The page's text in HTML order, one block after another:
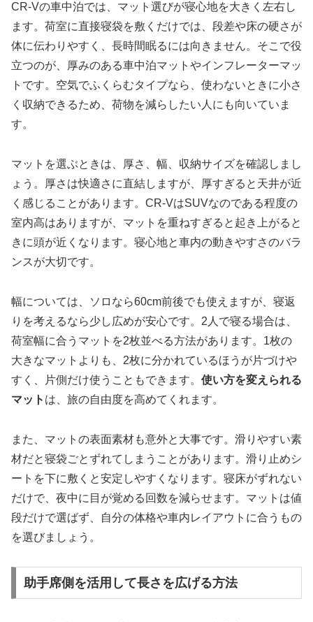
CR-Vの車中泊では、マット選びが寝心地を大きく左右し
ます。荷室に直接寝袋を敷くだけでは、段差や床の硬さが
体に伝わりやすく、長時間眠るには向きません。そこで役
立つのが、厚みのある車中泊マットやインフレーターマッ
トです。空気でふくらむタイプなら、使わないときに小さ
く収納できるため、荷物を減らしたい人にも向いていま
す。
マットを選ぶときは、厚さ、幅、収納サイズを確認しまし
ょう。厚さは快適さに直結しますが、厚すぎると天井が近
く感じることがあります。CR-VはSUVなのである程度の
室内高はありますが、マットを重ねすぎると起き上がると
きに頭が近くなります。寝心地と車内の動きやすさのバラ
ンスが大切です。
幅については、ソロなら60cm前後でも使えますが、寝返
りを考えるなら少し広めが安心です。2人で寝る場合は、
荷室幅に合うマットを2枚並べる方法があります。1枚の
大きなマットよりも、2枚に分かれているほうが片づけや
すく、片側だけ使うこともできます。 使い方を変えられる
マット は、旅の自由度を高めてくれます。
また、マットの表面素材も意外と大事です。滑りやすい素
材だと寝袋ごとずれてしまうことがあります。滑り止めシ
ートを下に敷くと安定しやすくなります。寝床がずれない
だけで、夜中に目が覚める回数を減らせます。マットは値
段だけで選ばず、自分の体格や車内レイアウトに合うもの
を選びましょう。
助手席側を活用して長さを広げる方法